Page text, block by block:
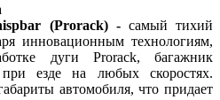
(Prorack) -самый тихий
инновационным технологиям,
дуги Prorack, багажник
езде на любых скоростях.
автомобиля, что придает